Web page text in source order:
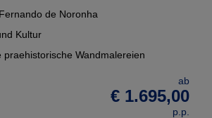
de Noronha
Kultur
praehistorische Wandmalereien
ab
€ 1.695,00
p.p.